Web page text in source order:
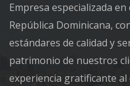
Empresa especializada
República Dominicana,
estándares de calidad y
patrimonio de nuestros
experiencia gratificante